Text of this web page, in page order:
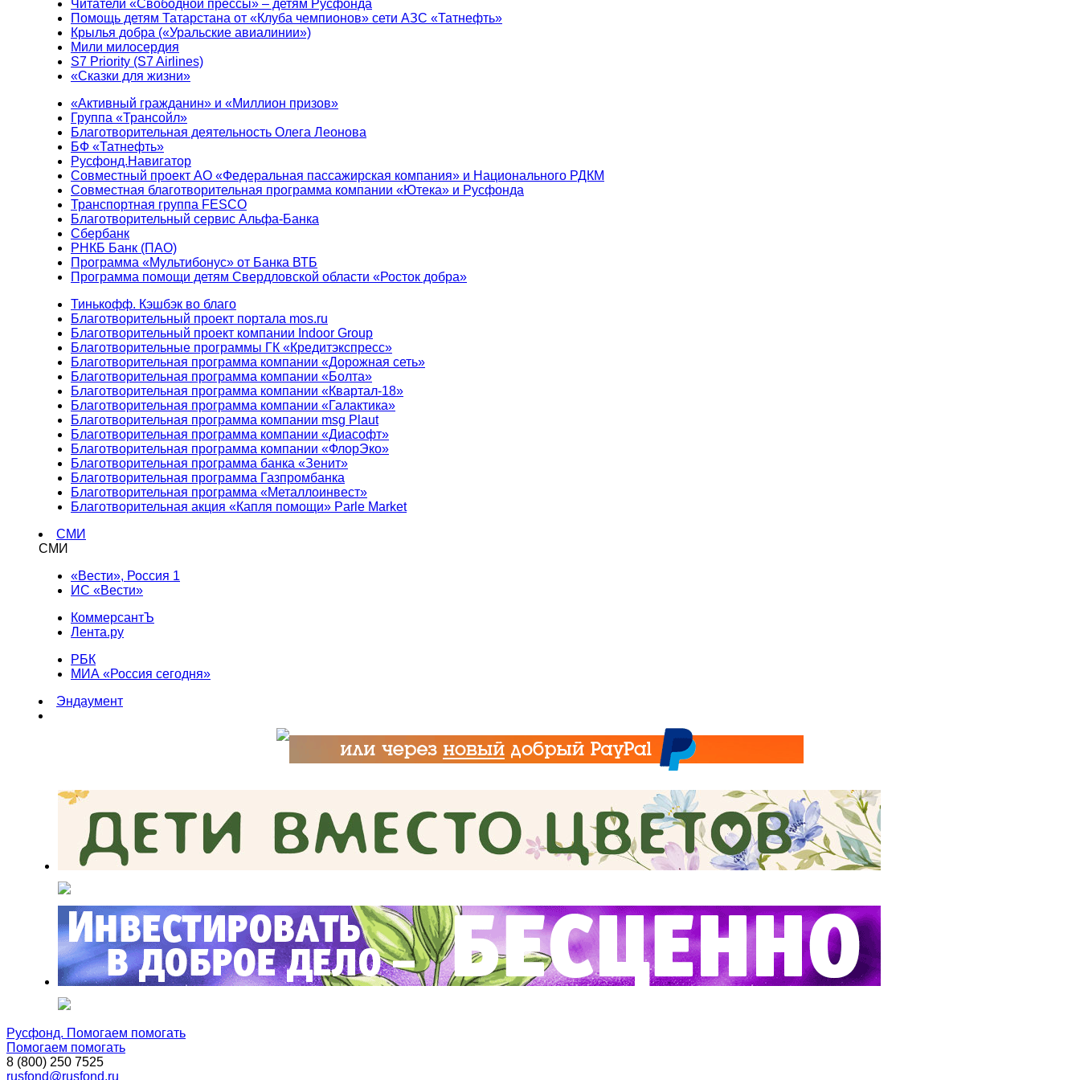
Читатели «Свободной прессы» – детям Русфонда
Помощь детям Татарстана от «Клуба чемпионов» сети АЗС «Татнефть»
Крылья добра («Уральские авиалинии»)
Мили милосердия
S7 Priority (S7 Airlines)
«Сказки для жизни»
«Активный гражданин» и «Миллион призов»
Группа «Трансойл»
Благотворительная деятельность Олега Леонова
БФ «Татнефть»
Русфонд.Навигатор
Совместный проект АО «Федеральная пассажирская компания» и Национального РДКМ
Совместная благотворительная программа компании «Ютека» и Русфонда
Транспортная группа FESCO
Благотворительный сервис Альфа-Банка
Сбербанк
РНКБ Банк (ПАО)
Программа «Мультибонус» от Банка ВТБ
Программа помощи детям Свердловской области «Росток добра»
Тинькофф. Кэшбэк во благо
Благотворительный проект портала mos.ru
Благотворительный проект компании Indoor Group
Благотворительные программы ГК «Кредитэкспресс»
Благотворительная программа компании «Дорожная сеть»
Благотворительная программа компании «Болта»
Благотворительная программа компании «Квартал-18»
Благотворительная программа компании «Галактика»
Благотворительная программа компании msg Plaut
Благотворительная программа компании «Диасофт»
Благотворительная программа компании «ФлорЭко»
Благотворительная программа банка «Зенит»
Благотворительная программа Газпромбанка
Благотворительная программа «Металлоинвест»
Благотворительная акция «Капля помощи» Parle Market
СМИ
СМИ
«Вести», Россия 1
ИС «Вести»
КоммерсантЪ
Лента.ру
РБК
МИА «Россия сегодня»
Эндаумент
Русфонд. Помогаем помогать
Помогаем помогать
8 (800) 250 7525
rusfond@rusfond.ru